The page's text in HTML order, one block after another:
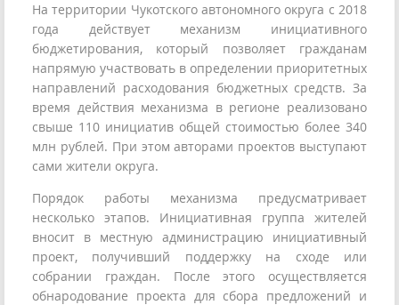
На территории Чукотского автономного округа с 2018
года действует механизм инициативного
бюджетирования, который позволяет гражданам
напрямую участвовать в определении приоритетных
направлений расходования бюджетных средств. За
время действия механизма в регионе реализовано
свыше 110 инициатив общей стоимостью более 340
млн рублей. При этом авторами проектов выступают
сами жители округа.
Порядок работы механизма предусматривает
несколько этапов. Инициативная группа жителей
вносит в местную администрацию инициативный
проект, получивший поддержку на сходе или
собрании граждан. После этого осуществляется
обнародование проекта для сбора предложений и